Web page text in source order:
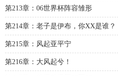
第213章：06世界杯阵容雏形
第214章：老子是伊布，你XX是谁？
第215章：风起亚平宁
第216章：大风起兮！